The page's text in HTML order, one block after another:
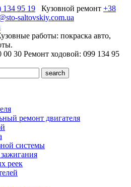
134 95 19 Кузовной ремонт +38
saltovskiy.com.ua
работы: покраска авто,
30 Ремонт ходовой: 099 134 95
ремонт двигателя
системы
реек